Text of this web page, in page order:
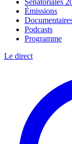
Sénatoriales
Émissions
Podcasts
Programme
Le direct